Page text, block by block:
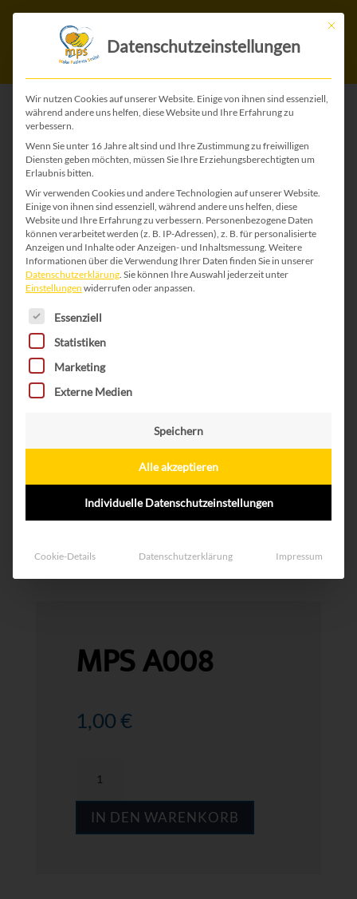
MPS A008
1,00€
Menge
IN DEN WARENKORB
Mit
Datenschutzeinstellungen
Wir nutzen Cookies auf unserer Website. Einige von ihnen sind essenziell,
während andere uns helfen, diese Website und Ihre Erfahrung zu
verbessern.
Wenn Sie unter 16 Jahre alt sind und Ihre Zustimmung zu freiwilligen
Diensten geben möchten, müssen Sie Ihre Erziehungsberechtigten um
Erlaubnis bitten.
Wir verwenden Cookies und andere Technologien auf unserer Website.
Einige von ihnen sind essenziell, während andere uns helfen, diese
Website und Ihre Erfahrung zu verbessern. Personenbezogene Daten
können verarbeitet werden (z. B. IP-Adressen), z. B. für personalisierte
Anzeigen und Inhalte oder Anzeigen- und Inhaltsmessung. Weitere
Informationen über die Verwendung Ihrer Daten finden Sie in unserer
Datenschutzerklärung. Sie können Ihre Auswahl jederzeit unter
Einstellungen widerrufen oder anpassen.
Es folgt eine Liste der Service-Gruppen, für die
Essenziell
Statistiken
Marketing
Externe Medien
Speichern
Alle akzeptieren
Individuelle Datenschutzeinstellungen
Cookie-Details Datenschutzerklärung Impressum